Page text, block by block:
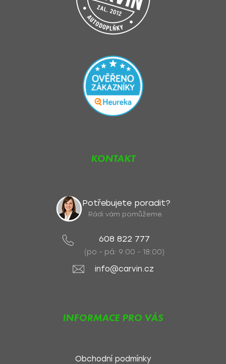
KONTAKT
Potřebujete poradit?
Rádi vám pomůžeme.
608 822 777
(po - pá: 9:00 - 18:00)
info@carvin.cz
INFORMACE PRO VÁS
Obchodní podmínky